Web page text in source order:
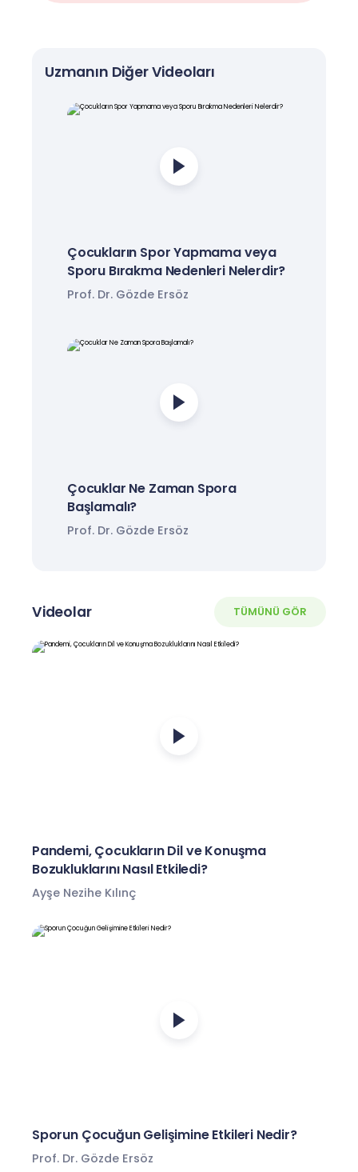
Uzmanın Diğer Videoları
Çocukların Spor Yapmama veya
Sporu Bırakma Nedenleri Nelerdir?
Prof. Dr. Gözde Ersöz
Çocuklar Ne Zaman Spora
Başlamalı?
Prof. Dr. Gözde Ersöz
Videolar TÜMÜNÜ GÖR
Pandemi, Çocukların Dil ve Konuşma
Bozukluklarını Nasıl Etkiledi?
Ayşe Nezihe Kılınç
Sporun Çocuğun Gelişimine Etkileri Nedir?
Prof. Dr. Gözde Ersöz